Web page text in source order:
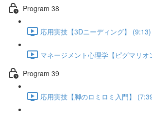
Program 38
応用実技【3Dニーディング】 (9:13)
マネージメント心理学【ピグマリ
Program 39
応用実技【脚のロミロミ入門】